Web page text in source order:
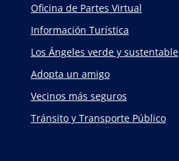
Oficina de Partes Virtual
Información Turística
Los Ángeles verde y sustentable
Adopta un amigo
Vecinos más seguros
Tránsito y Transporte Público